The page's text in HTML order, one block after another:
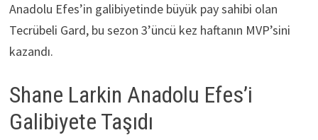
Anadolu Efes’in galibiyetinde büyük pay sahibi olan
Tecrübeli Gard, bu sezon 3’üncü kez haftanın MVP’sini
kazandı.
Shane Larkin Anadolu Efes’i
Galibiyete Taşıdı